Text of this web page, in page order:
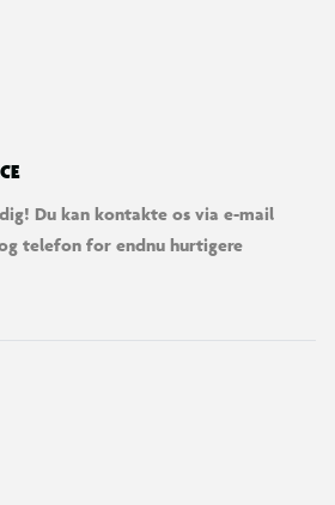
Du kan kontakte os via e-mail
telefon for endnu hurtigere